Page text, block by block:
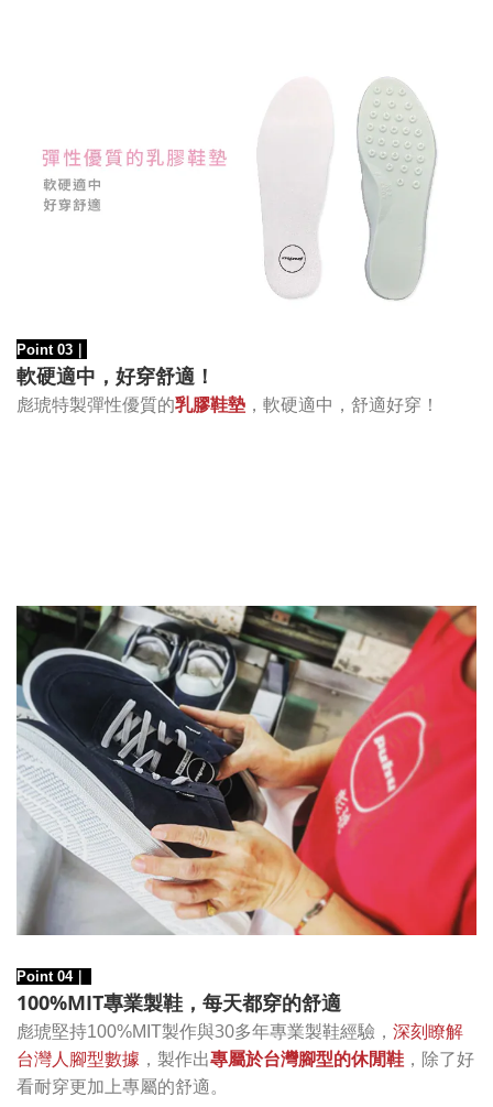
Point 03
軟硬適中，好穿舒適！
彪琥特製彈性優質的乳膠鞋墊 ， 軟硬適中，舒適好穿 ！
Point 04｜
100%MIT專業製鞋，每天都穿的舒適
彪琥堅持100%MIT製作與30多年專業製鞋經驗， 深刻瞭解
台灣人腳型數據 ，製作出專屬於台灣腳型的休閒鞋 ，除了好
看耐穿更加上專屬的舒適。